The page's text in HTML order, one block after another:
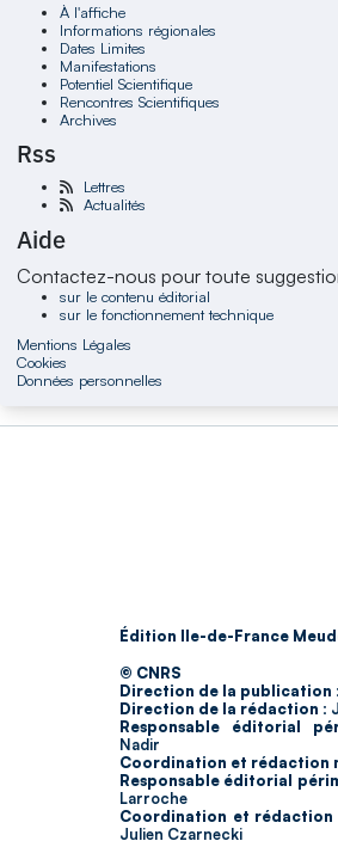
À l'affiche
Informations régionales
Dates Limites
Manifestations
Potentiel Scientifique
Rencontres Scientifiques
Archives
Rss
Lettres
Actualités
Aide
Contactez-nous pour toute
sur le contenu éditorial
sur le fonctionnement technique
Mentions Légales
Cookies
Données personnelles
Édition Ile-de-France
© CNRS
Direction de la publication :
Direction de la rédaction :
Responsable éditorial
Nadir
Coordination et rédaction
Responsable éditorial
Larroche
Coordination et rédaction
Julien Czarnecki